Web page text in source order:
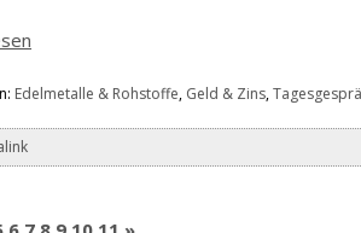
Edelmetalle & Rohstoffe, Geld & Zins,